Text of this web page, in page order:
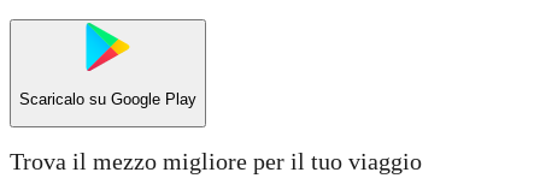
Scaricalo su Google Play
Trova il mezzo migliore per il tuo viaggio